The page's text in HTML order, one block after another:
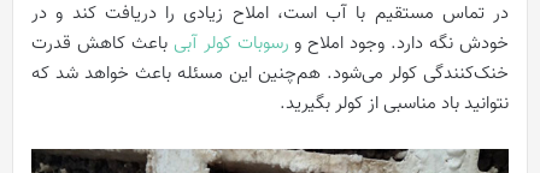
در تماس مستقیم با آب است، املاح زیادی را دریافت کند و در
خودش نگه دارد. وجود املاح و رسوبات کولر آبی باعث کاهش قدرت
خنک‌کنندگی کولر می‌شود. هم‌چنین این مسئله باعث خواهد شد که
نتوانید باد مناسبی از کولر بگیرید.